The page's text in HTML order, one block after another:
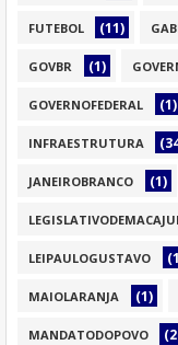
FUTEBOL (11)
GOVBR (1)
GOVERNOFEDERAL (1)
INFRAESTRUTURA
JANEIROBRANCO (1)
LEIPAULOGUSTAVO
MAIOLARANJA (1)
MANDATODOPOVO